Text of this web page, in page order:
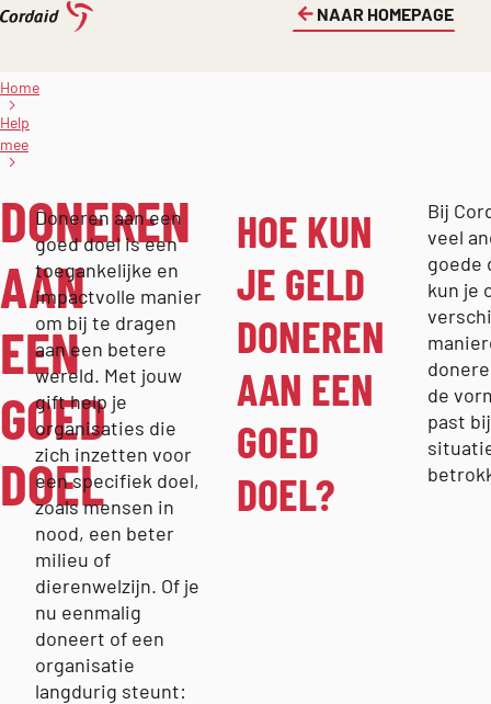
Direct
de
NAAR HOMEPAGE
Home
Help
mee
Doneren
aan een
goed
doel
DONEREN
AAN
EEN
GOED
DOEL
Doneren aan een
goed doel is een
toegankelijke en
impactvolle manier
om bij te dragen
aan een betere
wereld. Met jouw
gift help je
organisaties die
zich inzetten voor
een specifiek doel,
zoals mensen in
nood, een beter
milieu of
dierenwelzijn. Of je
nu eenmalig
doneert of een
organisatie
langdurig steunt:
HOE KUN
JE GELD
DONEREN
AAN EEN
GOED
DOEL?
Bij
veel
goede
kun je
de
past